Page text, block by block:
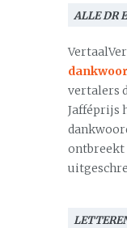
ALLE DR
vertalers
Jafféprijs
ontbreekt